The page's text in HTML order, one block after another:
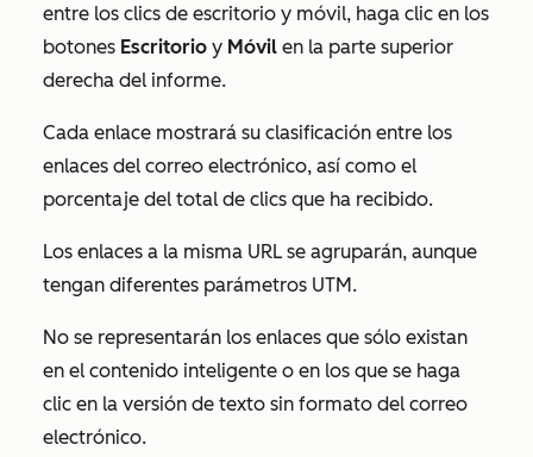
entre los clics de escritorio y móvil, haga clic en los
botones Escritorio y Móvil en la parte superior
derecha del informe.
Cada enlace mostrará su clasificación entre los
enlaces del correo electrónico, así como el
porcentaje del total de clics que ha recibido.
Los enlaces a la misma URL se agruparán, aunque
tengan diferentes parámetros UTM.
No se representarán los enlaces que sólo existan
en el contenido inteligente o en los que se haga
clic en la versión de texto sin formato del correo
electrónico.